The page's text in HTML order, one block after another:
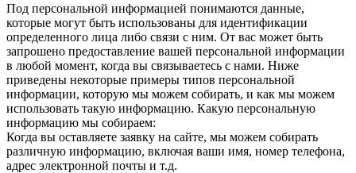
Под персональной информацией понимаются данные,
которые могут быть использованы для идентификации
определенного лица либо связи с ним. От вас может быть
запрошено предоставление вашей персональной информации
в любой момент, когда вы связываетесь с нами. Ниже
приведены некоторые примеры типов персональной
информации, которую мы можем собирать, и как мы можем
использовать такую информацию. Какую персональную
информацию мы собираем:
Когда вы оставляете заявку на сайте, мы можем собирать
различную информацию, включая ваши имя, номер телефона,
адрес электронной почты и т.д.